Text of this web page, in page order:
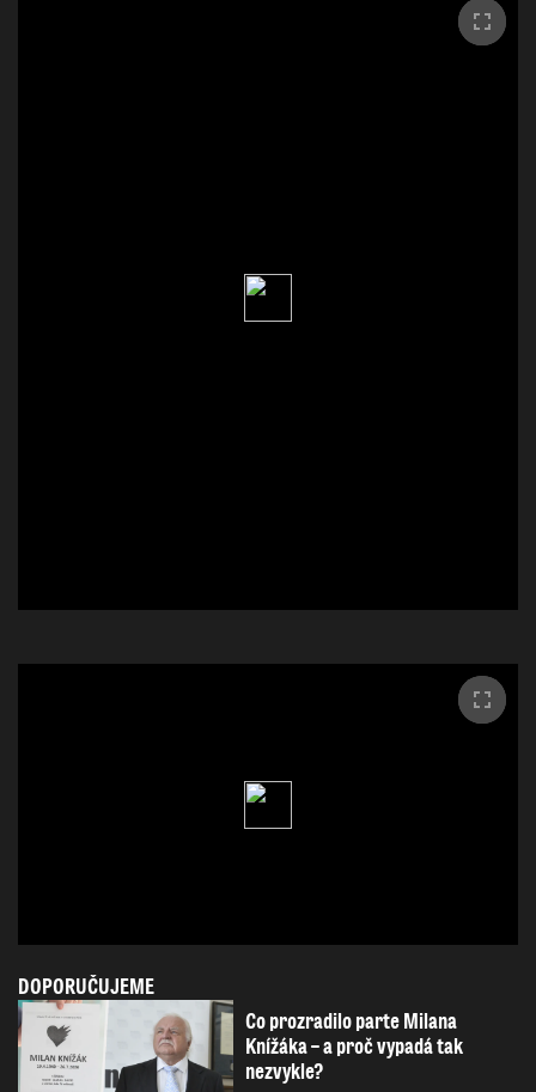
DOPORUČUJEME
Co prozradilo parte Milana
Knížáka – a proč vypadá tak
nezvykle?